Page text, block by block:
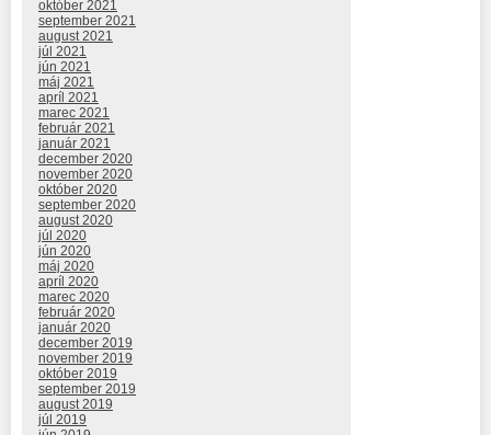
október 2021
september 2021
august 2021
júl 2021
jún 2021
máj 2021
apríl 2021
marec 2021
február 2021
január 2021
december 2020
november 2020
október 2020
september 2020
august 2020
júl 2020
jún 2020
máj 2020
apríl 2020
marec 2020
február 2020
január 2020
december 2019
november 2019
október 2019
september 2019
august 2019
júl 2019